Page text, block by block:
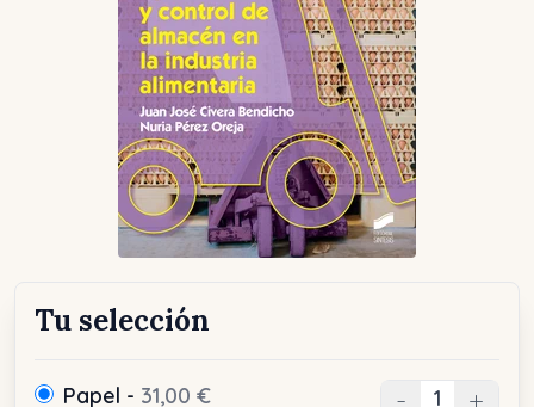
Tu selección
Papel - 31,00 € - +